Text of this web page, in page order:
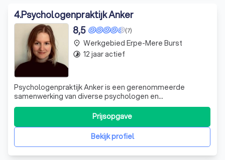
4.Psychologenpraktijk Anker
(7)
8,5
Psychologenpraktijk Anker is een gerenommeerde
samenwerking van diverse psychologen en
psychotherapeuten, gevestigd in het hart van Gent en
Liedekerke. Wij begrijpen dat er momenten in het leven
kunnen zijn waarop je je vast voelt zitten, geconfronteerd
wordt met ingrijpende gebeurtenissen of vragen
Bekijk profiel
Prijsopgave
place Werkgebied Erpe-Mere Burst
timelapse 12 jaar actief